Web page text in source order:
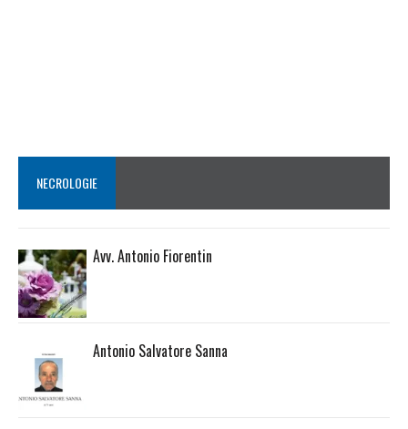
NECROLOGIE
Avv. Antonio Fiorentin
Antonio Salvatore Sanna